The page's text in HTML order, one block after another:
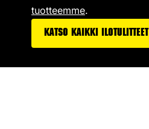
tuotteemme.
Katso kaikki ilotulitteet